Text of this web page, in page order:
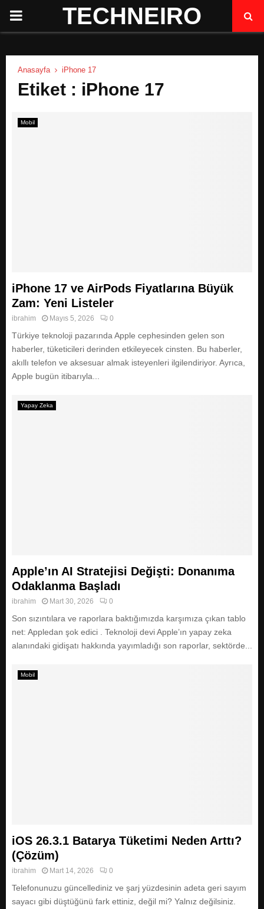
P
N
U
TECHNEIRO
Anasayfa iPhone 17
Etiket : iPhone 17
Mobil
iPhone 17 ve AirPods Fiyatlarına Büyük
Zam: Yeni Listeler
ibrahim Mayıs 5, 2026 0
Türkiye teknoloji pazarında Apple cephesinden gelen son
haberler, tüketicileri derinden etkileyecek cinsten. Bu haberler,
akıllı telefon ve aksesuar almak isteyenleri ilgilendiriyor. Ayrıca,
Apple bugün itibarıyla...
Yapay Zeka
Apple’ın AI Stratejisi Değişti: Donanıma
Odaklanma Başladı
ibrahim Mart 30, 2026 0
Son sızıntılara ve raporlara baktığımızda karşımıza çıkan tablo
net: Appledan şok edici . Teknoloji devi Apple’ın yapay zeka
alanındaki gidişatı hakkında yayımladığı son raporlar, sektörde...
Mobil
iOS 26.3.1 Batarya Tüketimi Neden Arttı?
(Çözüm)
ibrahim Mart 14, 2026 0
Telefonunuzu güncellediniz ve şarj yüzdesinin adeta geri sayım
sayacı gibi düştüğünü fark ettiniz, değil mi? Yalnız değilsiniz.